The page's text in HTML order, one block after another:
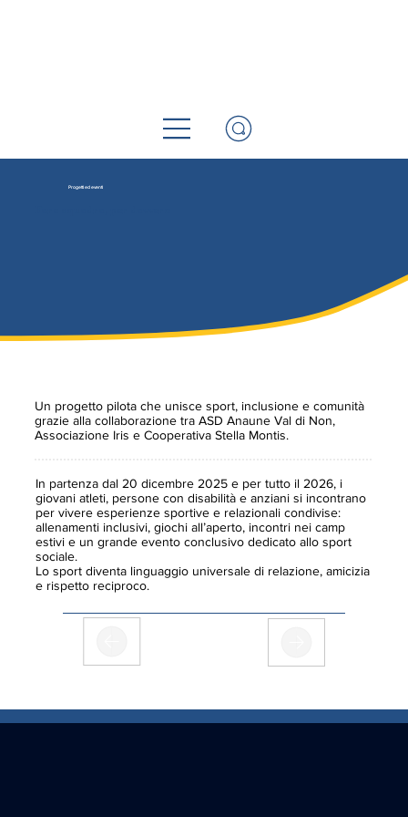
Progetti ed eventi
Un progetto pilota che unisce sport, inclusione e comunità
grazie alla collaborazione tra ASD Anaune Val di Non,
Associazione Iris e Cooperativa Stella Montis.
In partenza dal 20 dicembre 2025 e per tutto il 2026, i
giovani atleti, persone con disabilità e anziani si incontrano
per vivere esperienze sportive e relazionali condivise:
allenamenti inclusivi, giochi all’aperto, incontri nei camp
estivi e un grande evento conclusivo dedicato allo sport
sociale.
Lo sport diventa linguaggio universale di relazione, amicizia
e rispetto reciproco.